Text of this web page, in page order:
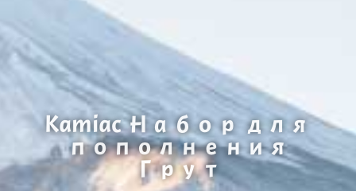
Kamiac Набор для
пополнения
Грут